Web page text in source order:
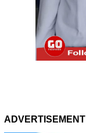
ADVERTISEMENT